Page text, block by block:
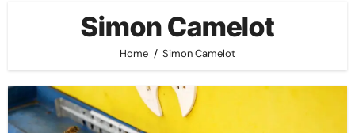
Simon Camelot
Home Simon Camelot